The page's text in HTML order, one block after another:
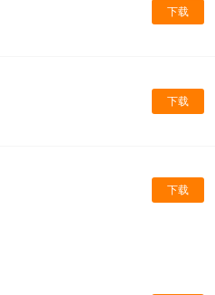
下载
下载
下载